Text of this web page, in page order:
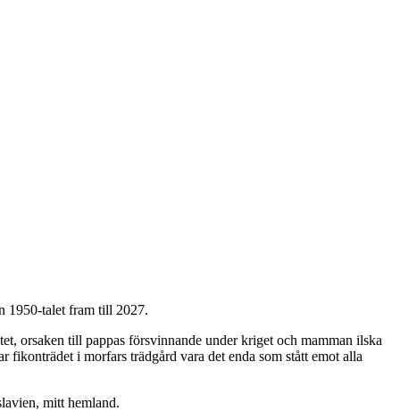
1950-talet fram till 2027.
orsaken till pappas försvinnande under kriget och mamman ilska
i morfars trädgård vara det enda som stått emot alla
mitt hemland.